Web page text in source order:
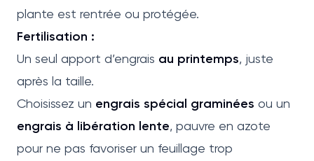
plante est rentrée ou protégée.
Fertilisation :
Un seul apport d’engrais au printemps, juste
après la taille.
Choisissez un engrais spécial graminées ou un
engrais à libération lente, pauvre en azote
pour ne pas favoriser un feuillage trop